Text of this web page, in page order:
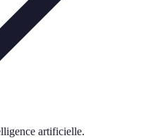
artificielle.